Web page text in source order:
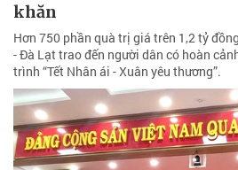
khăn
Hơn 750 phần quà trị giá trên 1,2 tỷ
- Đà Lạt trao đến người dân có hoàn
trình “Tết Nhân ái - Xuân yêu thương”.